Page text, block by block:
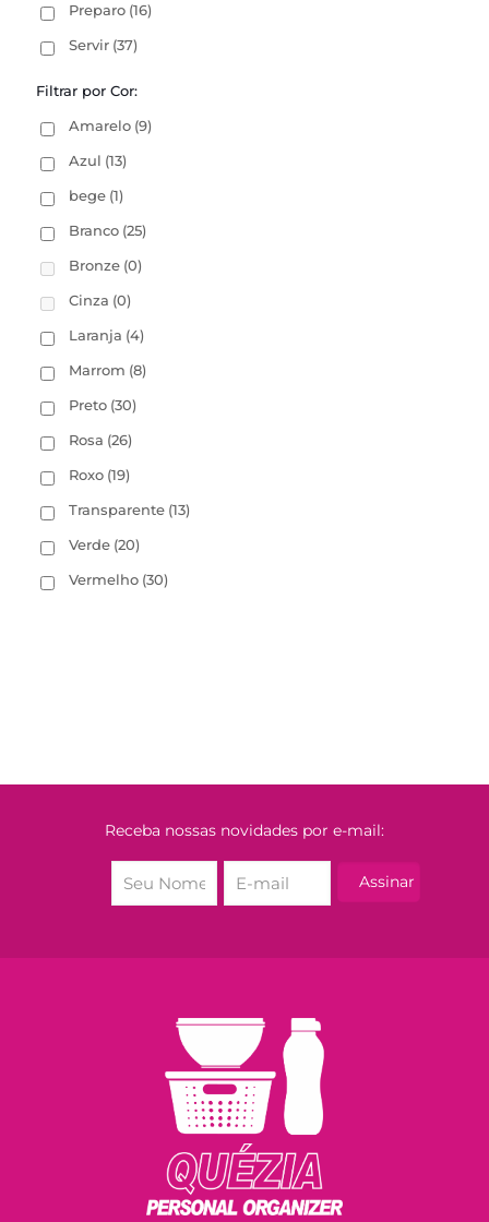
Preparo (16)
Servir (37)
Filtrar por Cor:
Amarelo (9)
Azul (13)
bege (1)
Branco (25)
Bronze (0)
Cinza (0)
Laranja (4)
Marrom (8)
Preto (30)
Rosa (26)
Roxo (19)
Transparente (13)
Verde (20)
Vermelho (30)
Receba nossas novidades por e-mail: